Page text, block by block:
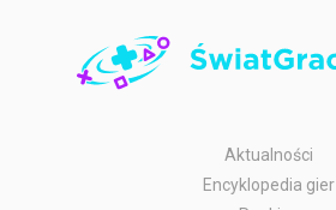
Aktualności
Encyklopedia gier